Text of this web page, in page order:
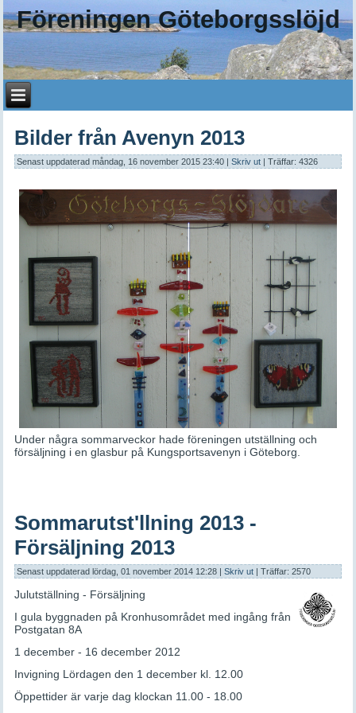
Föreningen Göteborgsslöjd
Bilder från Avenyn 2013
Senast uppdaterad måndag, 16 november 2015 23:40 |Skriv ut | Träffar: 4326
Under några sommarveckor hade föreningen utställning och
försäljning i en glasbur på Kungsportsavenyn i Göteborg.
Sommarutst'llning 2013 -
Försäljning 2013
Senast uppdaterad lördag, 01 november 2014 12:28 |Skriv ut | Träffar: 2570
Julutställning - Försäljning
I gula byggnaden på Kronhusområdet med ingång från
Postgatan 8A
1 december - 16 december 2012
Invigning Lördagen den 1 december kl. 12.00
Öppettider är varje dag klockan 11.00 - 18.00